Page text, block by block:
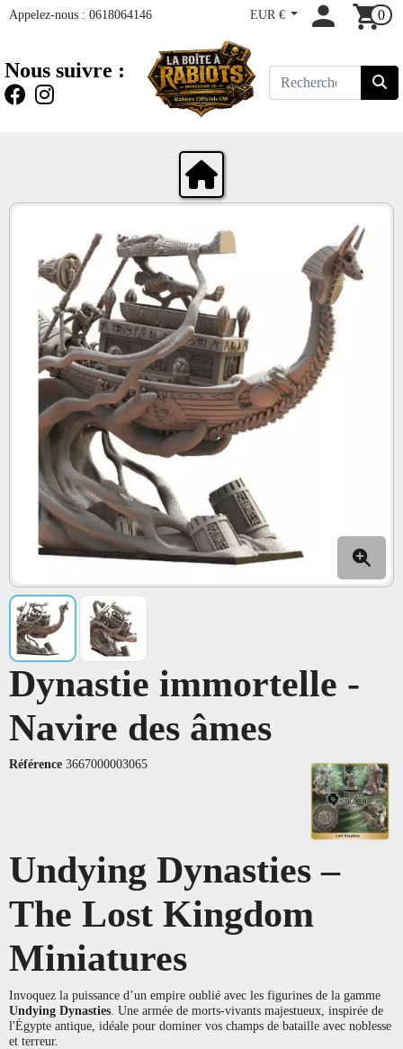
Appelez-nous : 0618064146 EUR € 0
Nous suivre :
Dynastie immortelle -
Navire des âmes
Référence 3667000003065
Undying Dynasties –
The Lost Kingdom
Miniatures
Invoquez la puissance d’un empire oublié avec les figurines de la gamme
Undying Dynasties . Une armée de morts-vivants majestueux, inspirée de
l'Égypte antique, idéale pour dominer vos champs de bataille avec noblesse
et terreur.